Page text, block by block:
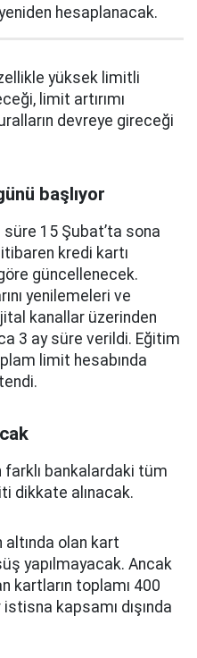
hesaplanacak.
yüksek limitli
limit artırımı
devreye gireceği
başlıyor
süre 15 Şubat’ta sona
kredi kartı
güncellenecek.
yenilemeleri ve
kanallar üzerinden
3 ay süre verildi. Eğitim
limit hesabında
farklı bankalardaki tüm
dikkate alınacak.
altında olan kart
yapılmayacak. Ancak
kartların toplamı 400
kapsamı dışında